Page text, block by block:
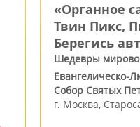
«Органное
Твин Пикс,
Берегись
Шедевры
Евангелическо-
Собор Святых
г. Москва,